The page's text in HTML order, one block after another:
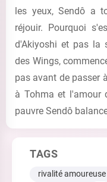
les yeux, Sendô a
réjouir. Pourquoi
d'Akiyoshi et pas la
des Wings,
pas avant de passer
à Tohma et l'amour
pauvre Sendô
TAGS
rivalité amoureuse